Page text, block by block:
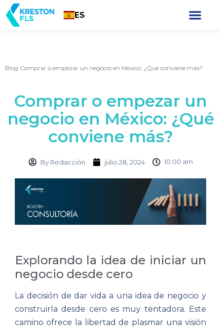
ES
Blog Comprar o empezar un negocio en México: ¿Qué conviene más?
Comprar o empezar un
negocio en México: ¿Qué
conviene más?
ByRedacción julio 28, 2024 10:00 am
Explorando la idea de iniciar un
negocio desde cero
La decisión de dar vida a una idea de negocio y
construirla desde cero es muy tentadora. Este
camino ofrece la libertad de plasmar una visión